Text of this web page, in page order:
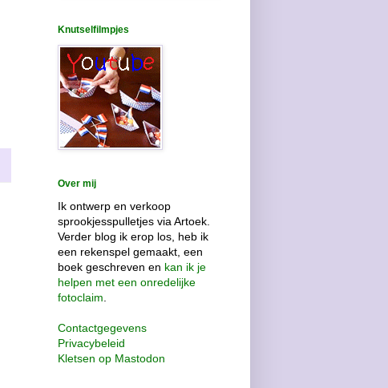
Knutselfilmpjes
Over mij
Ik ontwerp en verkoop
sprookjesspulletjes via Artoek.
Verder blog ik erop los, heb ik
een rekenspel gemaakt, een
boek geschreven en kan ik je
helpen met een onredelijke
fotoclaim
Contactgegevens
Privacybeleid
Kletsen op Mastodon